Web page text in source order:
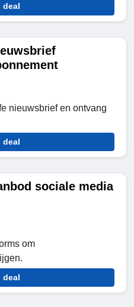
deal
nieuwsbrief en ontvang
deal
sociale media
om
deal